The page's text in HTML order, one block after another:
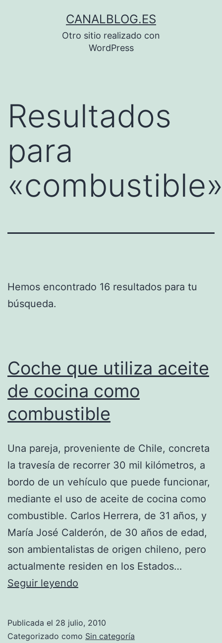
CANALBLOG.ES
Otro sitio realizado con
WordPress
Resultados
para
«combustible
Hemos encontrado 16 resultados para tu
búsqueda.
Coche que utiliza aceite
de cocina como
combustible
Una pareja, proveniente de Chile, concreta
la travesía de recorrer 30 mil kilómetros, a
bordo de un vehículo que puede funcionar,
mediante el uso de aceite de cocina como
combustible. Carlos Herrera, de 31 años, y
María José Calderón, de 30 años de edad,
son ambientalistas de origen chileno, pero
actualmente residen en los Estados…
Seguir leyendo
aceite
Publicada el 28 julio, 2010
Categorizado como Sin categoría